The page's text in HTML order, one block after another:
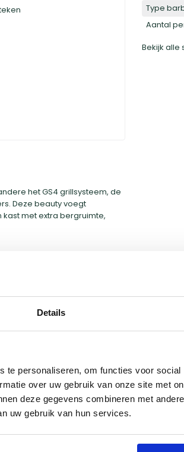
Details
te personaliseren, om functies voor
over uw gebruik van onze site met
deze gegevens combineren met
uw gebruik van hun services.
het GS4 grillsysteem, de
Deze beauty voegt
kast met extra bergruimte,
Type
Aantal
Bekijk alle